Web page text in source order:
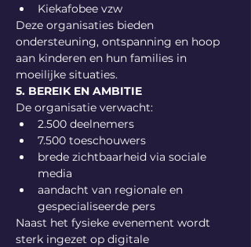
Kiekafobee vzw
Deze organisaties bieden
ondersteuning, ontspanning en hoop
aan kinderen en hun families in
moeilijke situaties.
5. BEREIK EN AMBITIE
De organisatie verwacht:
2.500 deelnemers
7.500 toeschouwers
brede zichtbaarheid via sociale
media
aandacht van regionale en
gespecialiseerde pers
Naast het fysieke evenement wordt
sterk ingezet op digitale